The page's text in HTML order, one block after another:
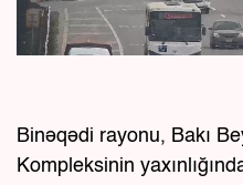
Binəqədi rayonu, Bakı
Kompleksinin